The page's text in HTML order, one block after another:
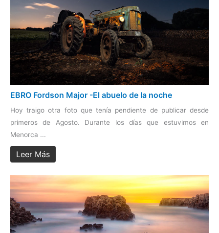
EBRO Fordson Major -El abuelo de la noche
Hoy traigo otra foto que tenía pendiente de publicar desde
primeros de Agosto. Durante los días que estuvimos en
Menorca ...
Leer Más